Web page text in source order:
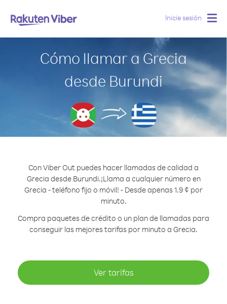
Inicie sesión
Cómo llamar a Grecia
desde Burundi
Con Viber Out puedes hacer llamadas de calidad a
Grecia desde Burundi.¡Llama a cualquier número en
Grecia - teléfono fijo o móvil! - Desde apenas 1.9 ¢ por
minuto.
Compra paquetes de crédito o un plan de llamadas para
conseguir las mejores tarifas por minuto a Grecia.
Ver tarifas